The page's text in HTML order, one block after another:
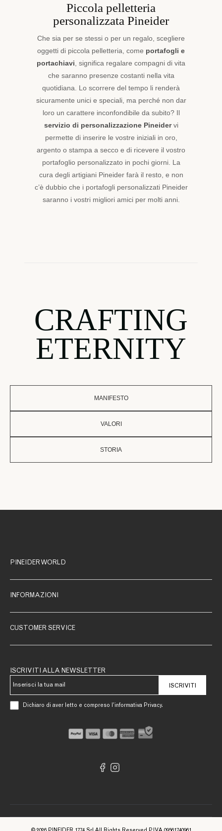
Piccola pelletteria
personalizzata Pineider
Che sia per se stessi o per un regalo, scegliere
oggetti di piccola pelletteria, come portafogli e
portachiavi, significa regalare compagni di vita
che saranno presenze costanti nella vita
quotidiana. Lo scorrere del tempo li renderà
sicuramente unici e speciali, ma perché non dar
loro un carattere inconfondibile da subito? Il
servizio di personalizzazione Pineidervi
permette di inserire le vostre iniziali in oro,
argento o stampa a secco e di ricevere il vostro
portafoglio personalizzato in pochi giorni. La
cura degli artigiani Pineider farà il resto, e non
c’è dubbio che i portafogli personalizzati Pineider
saranno i vostri migliori amici per molti anni.
CRAFTING
ETERNITY
MANIFESTO
VALORI
STORIA
PINEIDER WORLD
INFORMAZIONI
CUSTOMER SERVICE
ISCRIVITI ALLA NEWSLETTER
ISCRIVITI
Dichiaro di aver letto e compreso l’informativa Privacy.